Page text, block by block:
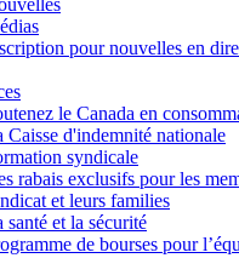
pour nouvelles en
le Canada en
Caisse d'indemnité nationale
syndicale
rabais exclusifs pour les
et leurs families
santé et la sécurité
de bourses pour